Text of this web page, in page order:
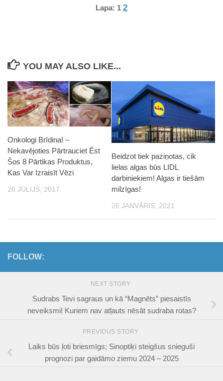
Lapa: 1 2
YOU MAY ALSO LIKE...
Onkologi Brīdina! –
Nekavējoties Pārtrauciet Ēst
Šos 8 Pārtikas Produktus,
Kas Var Izraisīt Vēzi
20 JŪLIJS, 2017
Beidzot tiek paziņotas, cik
lielas algas būs LIDL
darbiniekiem! Algas ir tiešām
milzīgas!
26 JANVĀRIS, 2021
FOLLOW:
NEXT STORY
Sudrabs Tevi sagraus un kā “Magnēts” piesaistīs
neveiksmi! Kuriem nav atļauts nēsāt sudraba rotas?
PREVIOUS STORY
Laiks būs ļoti briesmīgs; Sinoptiķi steigšus snieguši
prognozi par gaidāmo ziemu 2024 – 2025